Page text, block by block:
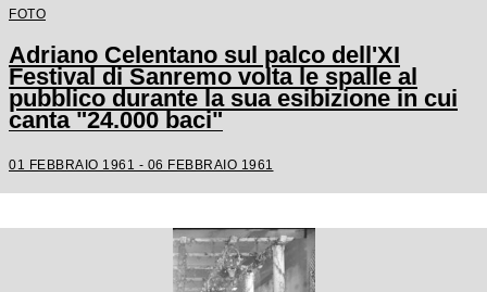
FOTO
Adriano Celentano sul palco dell'XI
Festival di Sanremo volta le spalle al
pubblico durante la sua esibizione in cui
canta "24.000 baci"
01 FEBBRAIO 1961 - 06 FEBBRAIO 1961